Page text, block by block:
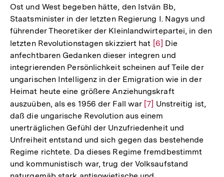
Ost und West begeben hätte, den Istvän Bb,
Staatsminister in der letzten Regierung I. Nagys und
führender Theoretiker der Kleinlandwirtepartei, in den
letzten Revolutionstagen skizziert hat Zur
Auflösung
der
Fußnote
[6] Die
anfechtbaren Gedanken dieser integren und
integrierenden Persönlichkeit scheinen auf Teile der
ungarischen Intelligenz in der Emigration wie in der
Heimat heute eine größere Anziehungskraft
auszuüben, als es 1956 der Fall war Zur
Auflösung
der
Fußnote
[7] Unstreitig ist,
daß die ungarische Revolution aus einem
unerträglichen Gefühl der Unzufriedenheit und
Unfreiheit entstand und sich gegen das bestehende
Regime richtete. Da dieses Regime fremdbestimmt
und kommunistisch war, trug der Volksaufstand